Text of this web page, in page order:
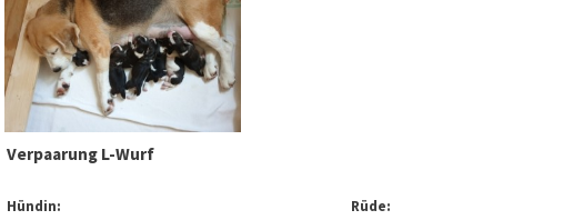
Verpaarung L-Wurf
Hündin:
Rüde: